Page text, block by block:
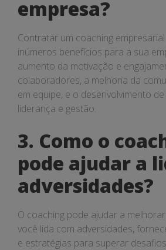
empresa?
Contratar um coaching
inúmeros benefícios para a sua
aumento da motivação e
colaboradores, a melhoria da
em equipe, e o desenvolvimento
liderança e gestão.
3. Como o
pode ajudar a
adversidades?
O coaching pode ajudar a
você lida com adversidades,
e estratégias para superar